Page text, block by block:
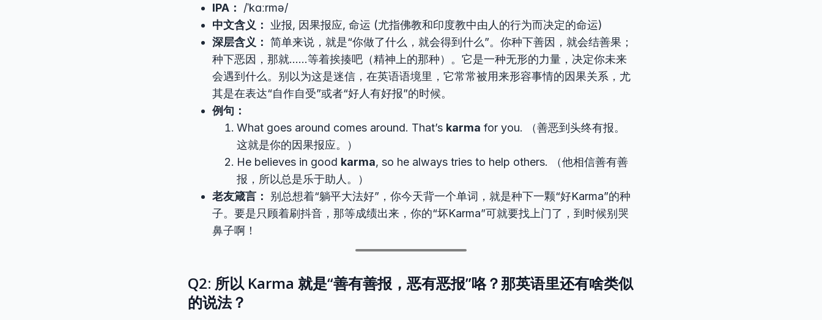
IPA：
/ˈkɑːrmə/
中文含义：
业报, 因果报应, 命运 (尤指佛教和印度教中由人的行为而决定的命运)
深层含义： 简单来说，就是“你做了什么，就会得到什么”。你种下善因，就会结善果；
种下恶因，那就……等着挨揍吧（精神上的那种）。它是一种无形的力量，决定你未来
会遇到什么。别以为这是迷信，在英语语境里，它常常被用来形容事情的因果关系，尤
其是在表达“自作自受”或者“好人有好报”的时候。
例句：
What goes around comes around. That’s karma for you. （善恶到头终有报。
这就是你的因果报应。）
He believes in good karma, so he always tries to help others. （他相信善有善
报，所以总是乐于助人。）
老友箴言：
别总想着“躺平大法好”，你今天背一个单词，就是种下一颗“好Karma”的种
子。要是只顾着刷抖音，那等成绩出来，你的“坏Karma”可就要找上门了，到时候别哭
鼻子啊！
Q2: 所以 Karma 就是“善有善报，恶有恶报”咯？那英语里还有啥类似
的说法？